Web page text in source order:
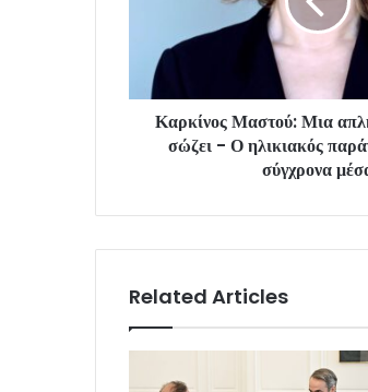
Καρκίνος Μαστού: Μια
σώζει - Ο ηλικιακός
σύγχρονα
Related Articles